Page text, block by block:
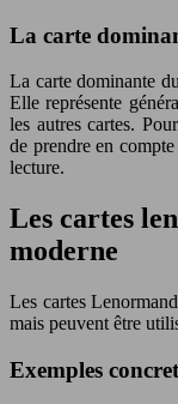
La carte
La carte dominante
Elle représente
les autres cartes.
de prendre en
lecture.
Les cartes
moderne
Les cartes
mais peuvent être
Exemples